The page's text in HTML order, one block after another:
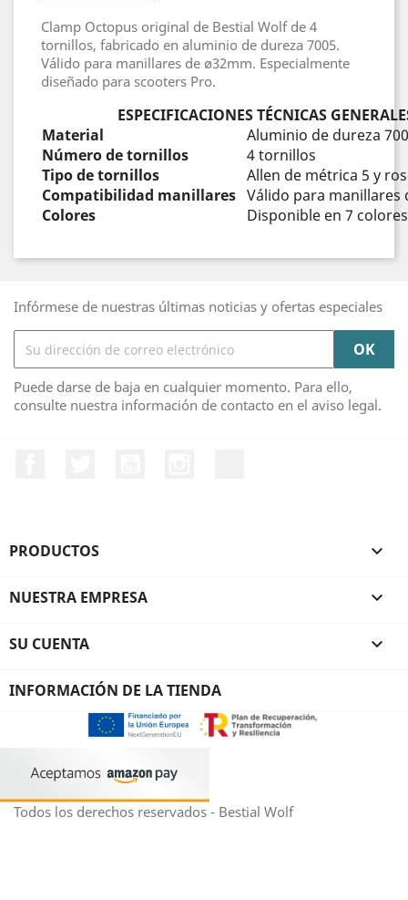
Clamp Octopus original de Bestial Wolf de 4
tornillos, fabricado en aluminio de dureza 7005.
Válido para manillares de ø32mm. Especialmente
diseñado para scooters Pro.
ESPECIFICACIONES TÉCNICAS
Material
Aluminio de dureza
Número de tornillos
4 tornillos
Tipo de tornillos
Allen de métrica 5 y
Compatibilidad manillares Válido para manillares
Colores
Disponible en 7 colores
Infórmese de nuestras últimas noticias y ofertas especiales
Puede darse de baja en cualquier momento. Para ello,
consulte nuestra información de contacto en el aviso legal.
PRODUCTOS 
NUESTRA EMPRESA 
SU CUENTA 
INFORMACIÓN DE LA TIENDA
Todos los derechos reservados - Bestial Wolf